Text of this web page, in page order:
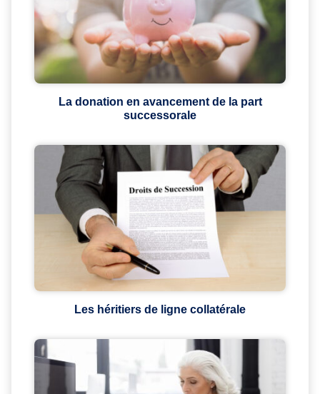
La donation en avancement de la part
successorale
Les héritiers de ligne collatérale